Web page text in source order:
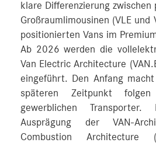
klare Differenzierung
Großraumlimousinen (VLE und
positionierten Vans im
Ab 2026 werden die
Van Electric Architecture
eingeführt. Den Anfang
späteren Zeitpunkt
gewerblichen
Ausprägung der VAN-
Combustion Architecture